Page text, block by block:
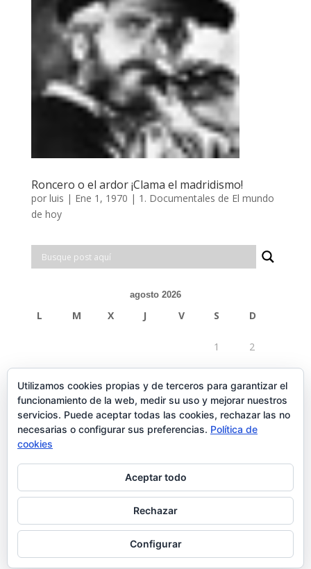
Roncero o el ardor ¡Clama el madridismo!
por luis | Ene 1, 1970 | 1. Documentales de El mundo
de hoy
agosto 2026
L M X J V S D
1 2
10 13 15
17
27 28
« Feb
Utilizamos cookies propias y de terceros para garantizar el
funcionamiento de la web, medir su uso y mejorar nuestros
servicios. Puede aceptar todas las cookies, rechazar las no
necesarias o configurar sus preferencias. Política de
cookies
Aceptar todo
Rechazar
Configurar